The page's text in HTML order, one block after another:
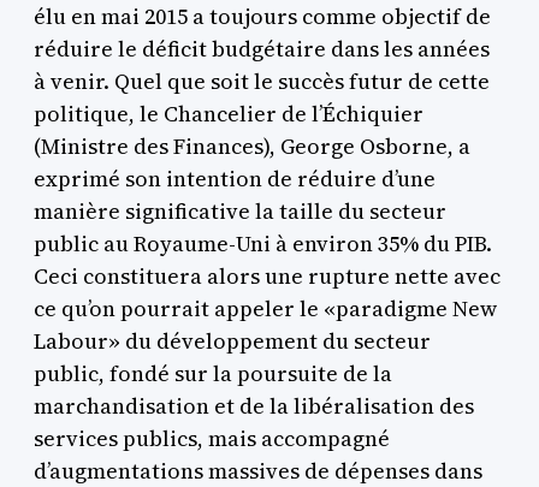
élu en mai 2015 a toujours comme objectif de
réduire le déficit budgétaire dans les années
à venir. Quel que soit le succès futur de cette
politique, le Chancelier de l’Échiquier
(Ministre des Finances), George Osborne, a
exprimé son intention de réduire d’une
manière significative la taille du secteur
public au Royaume-Uni à environ 35% du PIB.
Ceci constituera alors une rupture nette avec
ce qu’on pourrait appeler le «paradigme New
Labour» du développement du secteur
public, fondé sur la poursuite de la
marchandisation et de la libéralisation des
services publics, mais accompagné
d’augmentations massives de dépenses dans